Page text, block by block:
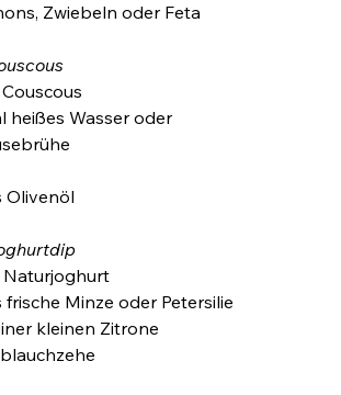
Zwiebeln oder Feta
heißes Wasser oder
Olivenöl
Naturjoghurt
frische Minze oder Petersilie
kleinen Zitrone